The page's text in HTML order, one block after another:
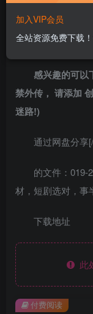
在短剧推广过
环。以下是详细的
从而提高观看量和
感兴趣的可以
禁外传， 请添加
迷路!)
通过网盘分享
的文件：019-
材，短剧选对，事
下载地址
此
付费阅读
加入VIP会员
全站资源免费下载